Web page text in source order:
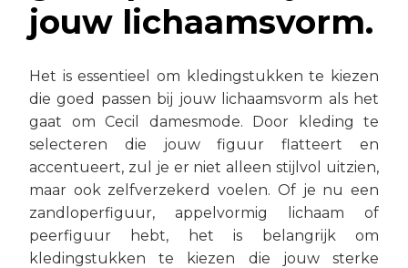
jouw lichaamsvorm.
Het is essentieel om kledingstukken te kiezen
die goed passen bij jouw lichaamsvorm als het
gaat om Cecil damesmode. Door kleding te
selecteren die jouw figuur flatteert en
accentueert, zul je er niet alleen stijlvol uitzien,
maar ook zelfverzekerd voelen. Of je nu een
zandloperfiguur, appelvormig lichaam of
peerfiguur hebt, het is belangrijk om
kledingstukken te kiezen die jouw sterke